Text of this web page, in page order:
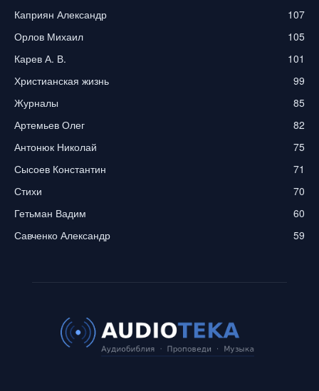
Каприян Александр
107
Орлов Михаил
105
Карев А. В.
101
Христианская жизнь
99
Журналы
85
Артемьев Олег
82
Антонюк Николай
75
Сысоев Константин
71
Стихи
70
Гетьман Вадим
60
Савченко Александр
59